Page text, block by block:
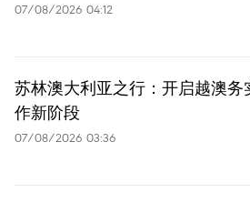
07/08/2026 04:12
苏林澳大利亚之行：开启越澳务
作新阶段
07/08/2026 03:36